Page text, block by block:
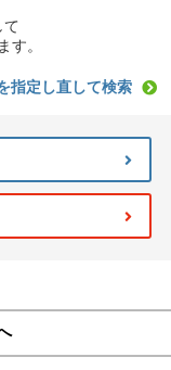
て
す。
指定し直して検索